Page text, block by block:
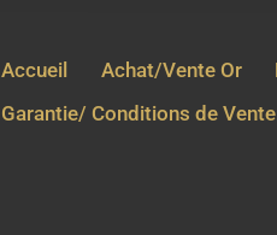
Accueil Achat/Vente Or
Garantie/ Conditions de